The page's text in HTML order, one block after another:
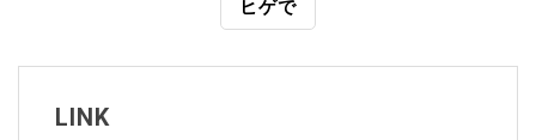
ビ
ゲ
ヒゲで
LINK